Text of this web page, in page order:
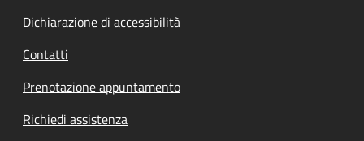
Dichiarazione di accessibilità
Contatti
Prenotazione appuntamento
Richiedi assistenza